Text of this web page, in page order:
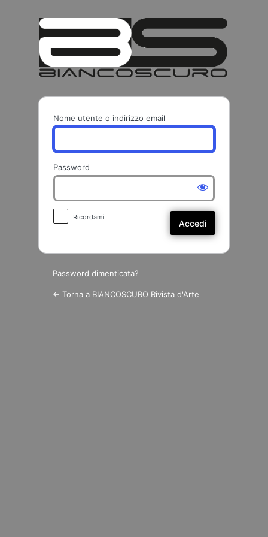
Nome utente o indirizzo email
Password
Ricordami
Password dimenticata?
← Torna a BIANCOSCURO Rivista d'Arte